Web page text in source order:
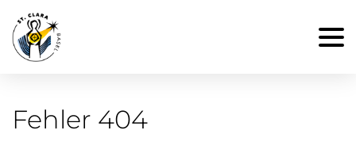
Fehler 404